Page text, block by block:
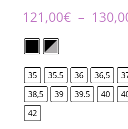
121,00€ –
35 35.5 36 36,5
38,5
39 39.5 40
42